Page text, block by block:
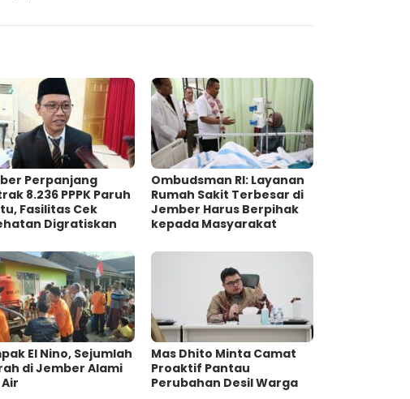
Perpanjang
8.236 PPPK Paruh
Fasilitas Cek
Digratiskan
Ombudsman RI: Layanan
Rumah Sakit Terbesar di
Jember Harus Berpihak
kepada Masyarakat
El Nino, Sejumlah
di Jember Alami
Mas Dhito Minta Camat
Proaktif Pantau
Perubahan Desil Warga